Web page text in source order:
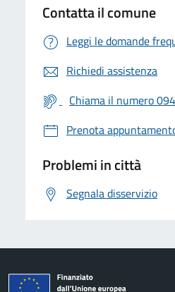
Contatta il comune
Leggi le domande
Richiedi assistenza
Chiama il numero
Prenota
Problemi in città
Segnala disservizio